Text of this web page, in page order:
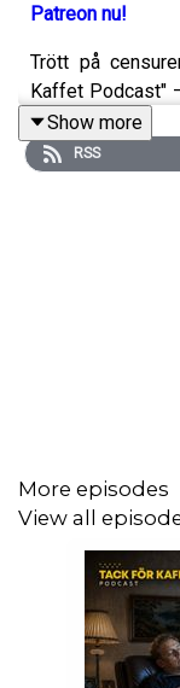
Patreon nu!
Trött på
Kaffet Podcast"
bjuder på många
allt och alla.
avsnitt i veckan
Show more
RSS
More episodes
View all